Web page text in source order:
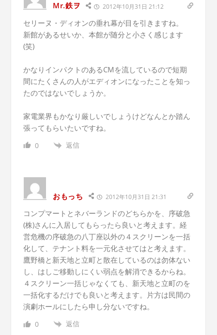
Mr.鉄ヲ 2012年10月31日 21:12
セリーヌ・ディオンの垂れ幕が目を引きますね。
新館があるせいか、本館が随分と小さく感じます
(笑)
かなりインパクトのあるCMを流しているので短期
間にたくさんの人がエディオンになったことを知っ
たのではないでしょうか。
家電業界もかなり厳しいでしょうけどなんとか踏ん
張ってもらいたいですね。
0 返信
おもっち 2012年10月31日 21:31
コンプマートとネバーランドのどちらかを、序破急
(株)さんに入居してもらったら良いと考えます。経
営危機の序破急の八丁座以外の４スクリーンを一括
化して、テナント料を一元化させてはと考えます。
鷹野橋と新天地と立町と散在しているのは勿体ない
し、はしご移動しにくい弱点を解消できるからね。
４スクリーン一括じゃなくても、新天地と立町のを
一括化するだけでも良いと考えます。片方は民間の
演劇ホールにしたら申し分ないですね。
0 返信